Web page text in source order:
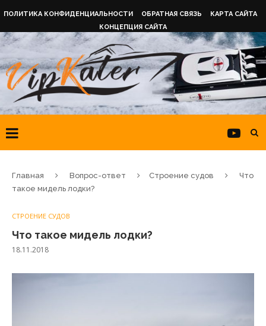
ПОЛИТИКА КОНФИДЕНЦИАЛЬНОСТИ ОБРАТНАЯ СВЯЗЬ
КАРТА САЙТА
КОНЦЕПЦИЯ САЙТА
Главная Вопрос-ответ Строение судов
Что
такое мидель лодки?
СТРОЕНИЕ СУДОВ
Что такое мидель лодки?
18.11.2018